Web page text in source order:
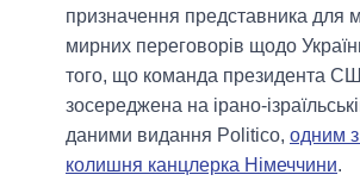
призначення представника для
мирних переговорів щодо
того, що команда президента
зосереджена на ірано-
даними видання Politico, одним з
колишня канцлерка Німеччини.